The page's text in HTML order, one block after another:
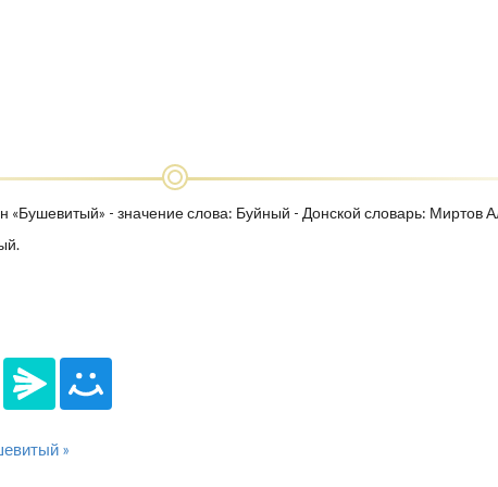
«Бушевитый» - значение слова: Буйный - Донской словарь: Миртов
»